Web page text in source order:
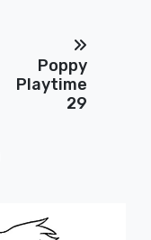
Poppy
Playtime
29